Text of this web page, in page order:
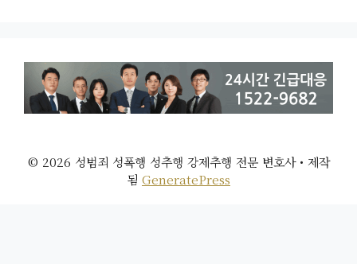
© 2026 성범죄 성폭행 성추행 강제추행 전문 변호사• 제작
됨 GeneratePress